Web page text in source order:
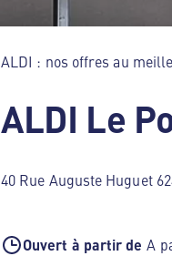
ALDI : nos offres au
ALDI Le
40 Rue Auguste Huguet
Ouvert à partir de A